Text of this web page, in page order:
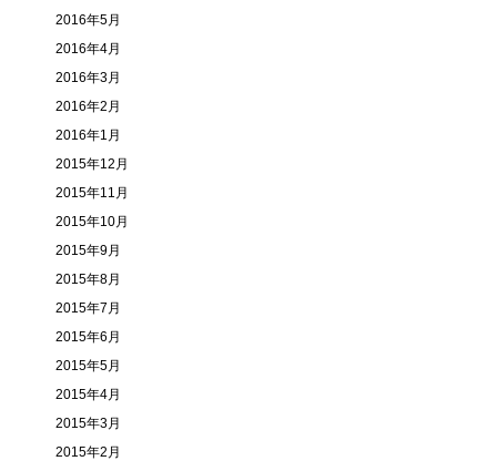
2016年5月
2016年4月
2016年3月
2016年2月
2016年1月
2015年12月
2015年11月
2015年10月
2015年9月
2015年8月
2015年7月
2015年6月
2015年5月
2015年4月
2015年3月
2015年2月